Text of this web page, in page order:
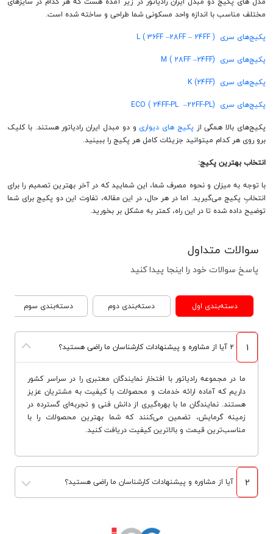
مختلف مناسب با اندازه واحد مسکونی شما طراحی و ساخته شده است.
پکیج‌های سری L ( 36FF –28FF – 24FF )
پکیج‌های سری M ( 28FF –24FF)
پکیج‌های سری K (24FF)
پکیج‌های سری ECO ( 24FF-PL –22FF-PL)
پکیج‌های بالا همگی از پکیج های دیواری و دو مبدل ایران رادیاتور هستند. با کلیک
برو روی هر کدام میتوانید جزیئات کامل هر پکیج را ببینید.
انتخاب بهترین پکیج:
با توجه به میزان و نحوه مصرف شما، این شمایید که در آخر بهترین تصمیم را برای
انتخابِ پکیج می‌گیرید. اما در هر حال، در این مقاله، تفاوت این دو پکیج برای شما
توضیح داده شده تا در این راه، کمتر به مشکل بر بخورید.
سوالات متداول
پاسخ سوالات خود را اینجا پیدا کنید
دسته‌بندی اول دسته‌بندی دوم دسته‌بندی سوم
1 ۲ آیا از مشاوره و پیشنهادات کارشناسان ما راضی هستید؟
ما در مجموعه رادیاتور با افتخار نمایندگان معتبری را در سراسر کشور
داریم که آماده ارائه خدمات و محصولات با کیفیت به مشتریان عزیز
هستند. نمایندگان ما با بهره‌گیری از دانش فنی و تجربه‌ای گسترده در
زمینه گرمایش، تضمین می‌کنند که شما بهترین محصولات را با
مناسب‌ترین قیمت و بالاترین کیفیت دریافت کنید.
2 آیا از مشاوره و پیشنهادات کارشناسان ما راضی هستید؟